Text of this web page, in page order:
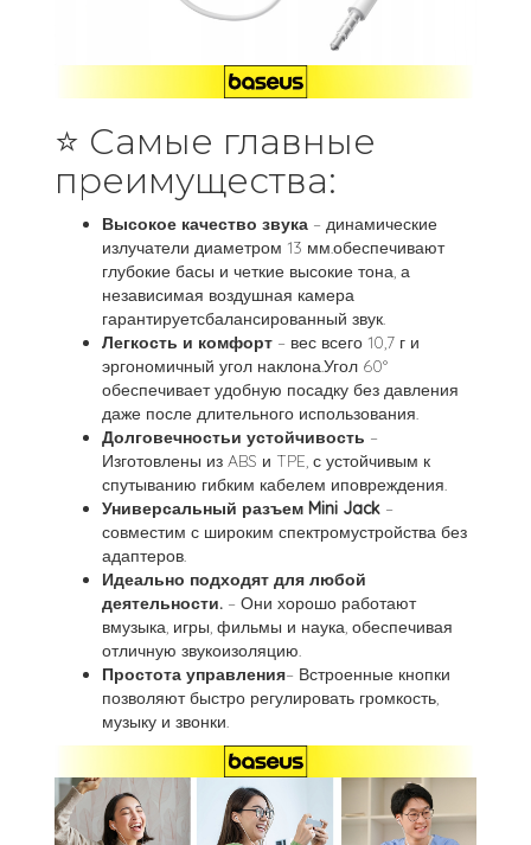
⭐ Самые главные
преимущества:
Высокое качество звука – динамические
излучатели диаметром 13 мм.обеспечивают
глубокие басы и четкие высокие тона, а
независимая воздушная камера
гарантируетсбалансированный звук.
Легкость и комфорт – вес всего 10,7 г и
эргономичный угол наклона.Угол 60°
обеспечивает удобную посадку без давления
даже после длительного использования.
Долговечностьи устойчивость –
Изготовлены из ABS и TPE, с устойчивым к
спутыванию гибким кабелем иповреждения.
Универсальный разъем Mini Jack –
совместим с широким спектромустройства без
адаптеров.
Идеально подходят для любой
деятельности. – Они хорошо работают
вмузыка, игры, фильмы и наука, обеспечивая
отличную звукоизоляцию.
Простота управления– Встроенные кнопки
позволяют быстро регулировать громкость,
музыку и звонки.